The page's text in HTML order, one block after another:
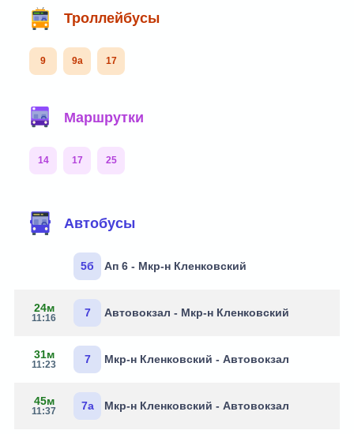
Троллейбусы
9 9а 17
Маршрутки
14 17 25
Автобусы
5б Ап 6 - Мкр-н Кленковский
24м
11:16 7 Автовокзал - Мкр-н Кленковский
31м
11:23 7 Мкр-н Кленковский - Автовокзал
45м
11:37 7а Мкр-н Кленковский - Автовокзал